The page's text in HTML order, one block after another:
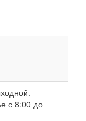
с 8:00 до